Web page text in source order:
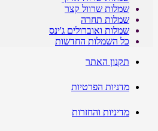
שמלות שרוול קצר
שמלות תחרה
שמלות ואוברולים ג'ינס
כל השמלות החדשות
תקנון האתר
מדניות הפרטיות
מדיניות והחזרות